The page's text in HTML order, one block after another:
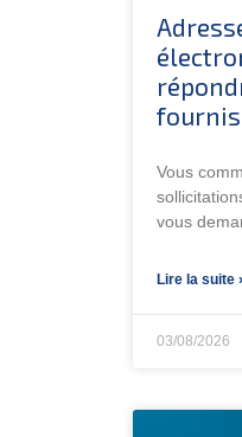
Vous
vous
Lire la suite
03/08/2026